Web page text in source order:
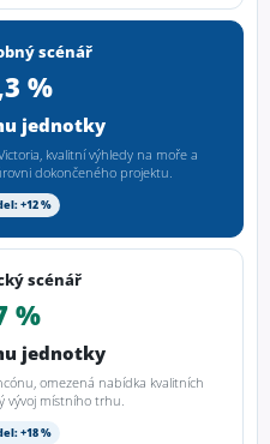
scénář
%
jednotky
kvalitní výhledy na moře a
dokončeného projektu.
+12 %
scénář
%
jednotky
omezená nabídka kvalitních
vývoj místního trhu.
+18 %